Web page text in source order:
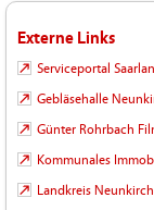
Externe Links
Serviceportal
Gebläsehalle
Günter Rohrbach
Kommunales
Landkreis